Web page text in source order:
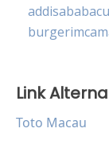
Link
Toto Macau